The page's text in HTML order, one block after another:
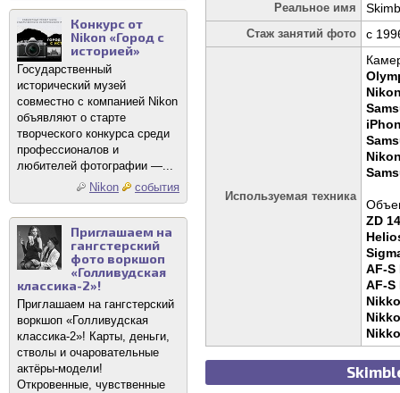
Конкурс от
Nikon «Город с
историей»
Государственный
исторический музей
совместно с компанией Nikon
объявляют о старте
творческого конкурса среди
профессионалов и
любителей фотографии —...
Nikon
события
Приглашаем на
гангстерский
фото воркшоп
«Голливудская
классика-2»!
Приглашаем на гангстерский
воркшоп «Голливудская
классика-2»! Карты, деньги,
стволы и очаровательные
актёры-модели!
Откровенные, чувственные
Реальное имя
Стаж занятий фото c
Используемая техника
ZD
AF-S
AF-S